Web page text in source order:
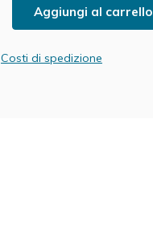
Aggiungi al carrello
Costi di spedizione